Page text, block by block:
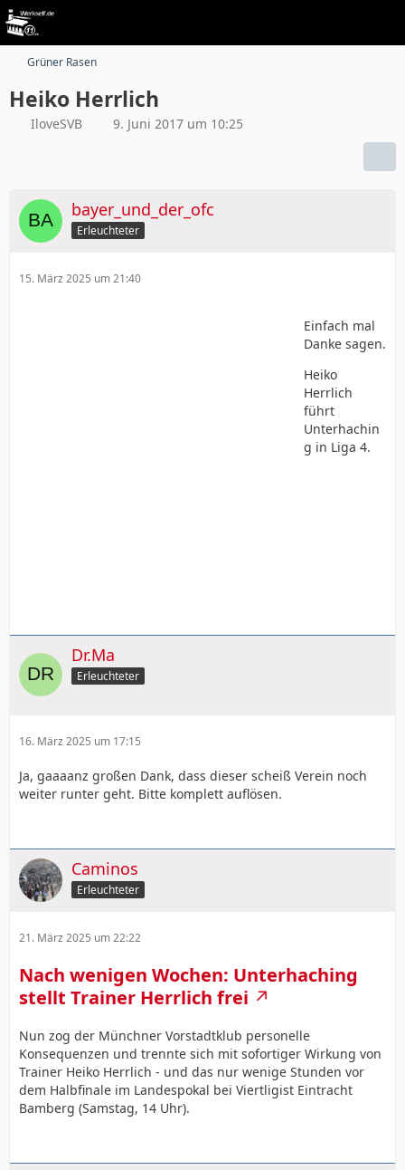
Grüner Rasen
Heiko Herrlich
IloveSVB 9. Juni 2017 um 10:25
bayer_und_der_ofc
Erleuchteter
15. März 2025 um 21:40
Einfach mal
Danke sagen.
Heiko
Herrlich
führt
Unterhachin
g in Liga 4.
Dr.Ma
Erleuchteter
16. März 2025 um 17:15
Ja, gaaaanz großen Dank, dass dieser scheiß Verein noch
weiter runter geht. Bitte komplett auflösen.
Caminos
Erleuchteter
21. März 2025 um 22:22
Nach wenigen Wochen: Unterhaching
stellt Trainer Herrlich frei
Nun zog der Münchner Vorstadtklub personelle
Konsequenzen und trennte sich mit sofortiger Wirkung von
Trainer Heiko Herrlich - und das nur wenige Stunden vor
dem Halbfinale im Landespokal bei Viertligist Eintracht
Bamberg (Samstag, 14 Uhr).